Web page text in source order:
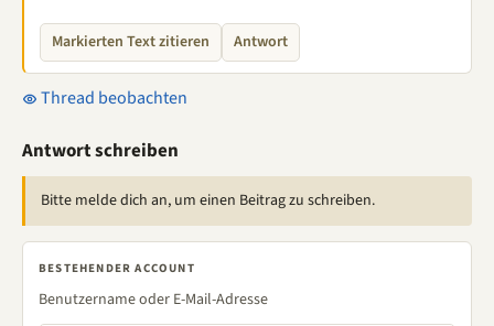
Markierten Text zitieren Antwort
Thread beobachten
Antwort schreiben
Bitte melde dich an, um einen Beitrag zu schreiben.
BESTEHENDER ACCOUNT
Benutzername oder E-Mail-Adresse